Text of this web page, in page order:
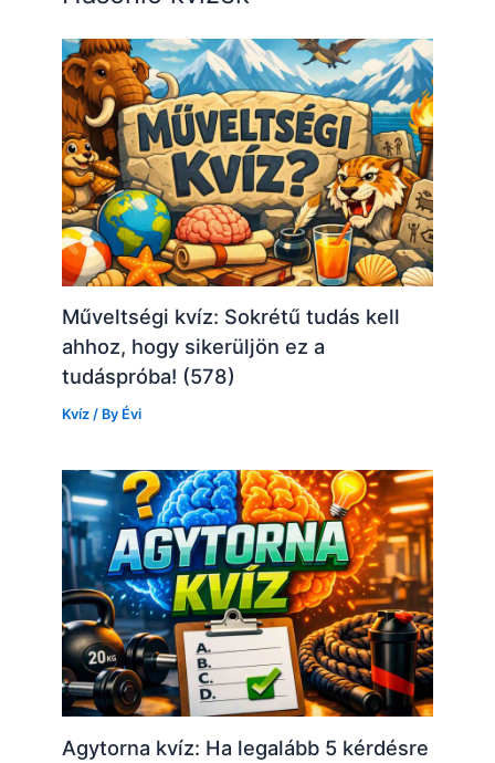
Műveltségi kvíz: Sokrétű tudás kell
ahhoz, hogy sikerüljön ez a
tudáspróba! (578)
Kvíz / By Évi
Agytorna kvíz: Ha legalább 5 kérdésre